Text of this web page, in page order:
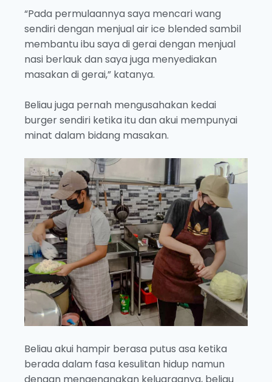
“Pada permulaannya saya mencari wang
sendiri dengan menjual air ice blended sambil
membantu ibu saya di gerai dengan menjual
nasi berlauk dan saya juga menyediakan
masakan di gerai,” katanya.
Beliau juga pernah mengusahakan kedai
burger sendiri ketika itu dan akui mempunyai
minat dalam bidang masakan.
Beliau akui hampir berasa putus asa ketika
berada dalam fasa kesulitan hidup namun